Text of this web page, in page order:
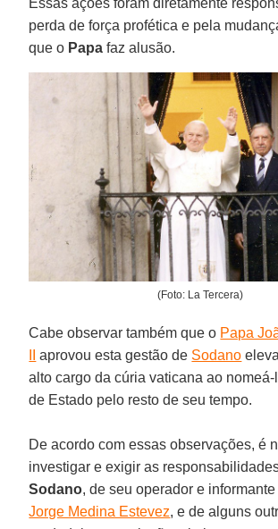
Essas ações foram diretamente
perda de força profética e pela
que o Papa faz alusão.
(Foto: La Tercera)
Cabe observar também que o Papa
aprovou esta gestão de Sodano
alto cargo da cúria vaticana ao
de Estado pelo resto de seu tempo.
De acordo com essas observações, é
investigar e exigir as
Sodano, de seu operador e
Jorge Medina Estevez, e de alguns